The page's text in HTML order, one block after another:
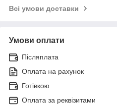
Всі умови доставки
Умови оплати
Післяплата
Оплата на рахунок
Готівкою
Оплата за реквізитами